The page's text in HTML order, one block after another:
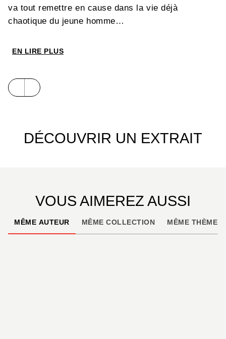
va tout remettre en cause dans la vie déjà
chaotique du jeune homme…
EN LIRE PLUS
DÉCOUVRIR UN EXTRAIT
VOUS AIMEREZ AUSSI
MÊME AUTEUR MÊME COLLECTION MÊME THÈME